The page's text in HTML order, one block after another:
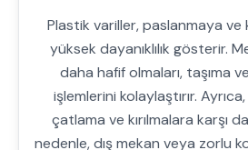
Plastik variller, paslanmaya ve
yüksek dayanıklılık gösterir.
daha hafif olmaları, taşıma
işlemlerini kolaylaştırır.
çatlama ve kırılmalara karşı
nedenle, dış mekan veya zorlu